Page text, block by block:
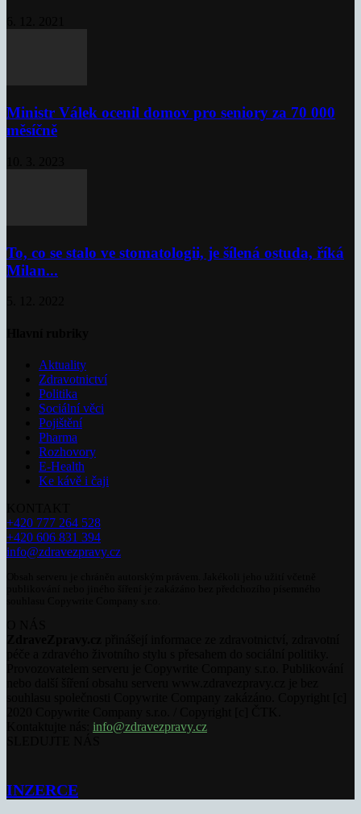
Ministr Válek ocenil domov pro seniory za 70 000
měsíčně
To, co se stalo ve stomatologii, je šílená ostuda, říká
Milan...
Aktuality
Zdravotnictví
Politika
Sociální věci
Pojištění
Pharma
Rozhovory
E-Health
Ke kávě i čaji
+420 777 264 528
+420 606 831 394
info@zdravezpravy.cz
info@zdravezpravy.cz
INZERCE